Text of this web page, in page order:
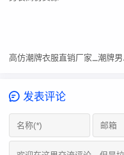
高仿
发表评论